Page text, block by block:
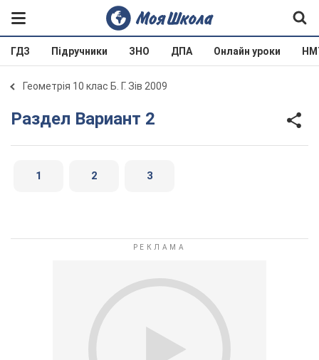
ГДЗ Підручники ЗНО ДПА Онлайн уроки
Геометрія 10 клас Б. Г. Зів 2009
Раздел Вариант 2
1 2 3